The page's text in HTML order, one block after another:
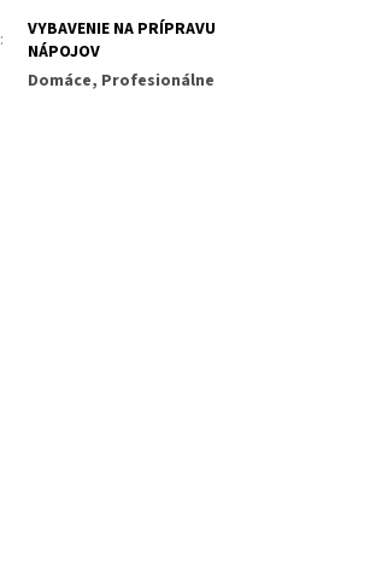
:
VYBAVENIE NA PRÍPRAVU
NÁPOJOV
Domáce, Profesionálne